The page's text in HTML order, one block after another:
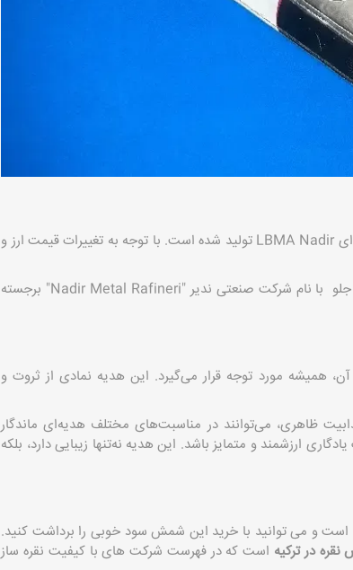
می باشد و توسط شرکت صنعتی ترکیه ای LBMA Nadir تولید شده است. با توجه به تغییرات قیمت ارز و
این شمش به طور کامل داخل بسته بندی و پلمب می باشد و در قسمت جلو با نام شرکت صنعتی ندیر "Nadir Metal Rafineri" برجسته
همیشه مورد توجه قرار می‌گیرد. این هدیه نمادی از ثروت و
ظاهری، می‌توانند در مناسبت‌های مختلف هدیه‌ای ماندگار
ارزشمند و متمایز باشد. این هدیه نه‌تنها زیبایی دارد، بلکه
است و می توانید با خرید این شمش سود خوبی را برداشت کنید.
در ترکیه است که در فهرست شرکت های با کیفیت نقره ساز